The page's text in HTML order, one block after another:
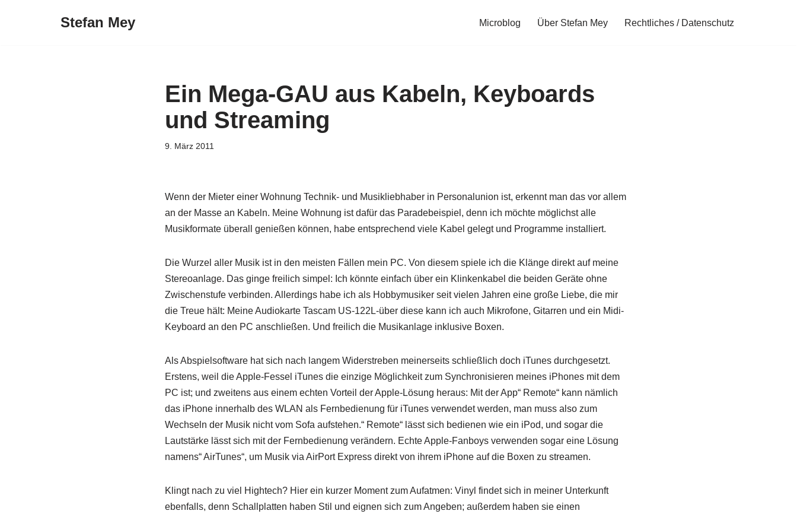
Stefan Mey Microblog Über Stefan Mey Rechtliches / Datenschutz
Ein Mega-GAU aus Kabeln, Keyboards
und Streaming
9. März 2011
Wenn der Mieter einer Wohnung Technik- und Musikliebhaber in Personalunion ist, erkennt man das vor allem
an der Masse an Kabeln. Meine Wohnung ist dafür das Paradebeispiel, denn ich möchte möglichst alle
Musikformate überall genießen können, habe entsprechend viele Kabel gelegt und Programme installiert.
Die Wurzel aller Musik ist in den meisten Fällen mein PC. Von diesem spiele ich die Klänge direkt auf meine
Stereoanlage. Das ginge freilich simpel: Ich könnte einfach über ein Klinkenkabel die beiden Geräte ohne
Zwischenstufe verbinden. Allerdings habe ich als Hobbymusiker seit vielen Jahren eine große Liebe, die mir
die Treue hält: Meine Audiokarte Tascam US-122L-über diese kann ich auch Mikrofone, Gitarren und ein Midi-
Keyboard an den PC anschließen. Und freilich die Musikanlage inklusive Boxen.
Als Abspielsoftware hat sich nach langem Widerstreben meinerseits schließlich doch iTunes durchgesetzt.
Erstens, weil die Apple-Fessel iTunes die einzige Möglichkeit zum Synchronisieren meines iPhones mit dem
PC ist; und zweitens aus einem echten Vorteil der Apple-Lösung heraus: Mit der App“ Remote“ kann nämlich
das iPhone innerhalb des WLAN als Fernbedienung für iTunes verwendet werden, man muss also zum
Wechseln der Musik nicht vom Sofa aufstehen.“ Remote“ lässt sich bedienen wie ein iPod, und sogar die
Lautstärke lässt sich mit der Fernbedienung verändern. Echte Apple-Fanboys verwenden sogar eine Lösung
namens“ AirTunes“, um Musik via AirPort Express direkt von ihrem iPhone auf die Boxen zu streamen.
Klingt nach zu viel Hightech? Hier ein kurzer Moment zum Aufatmen: Vinyl findet sich in meiner Unterkunft
ebenfalls, denn Schallplatten haben Stil und eignen sich zum Angeben; außerdem haben sie einen